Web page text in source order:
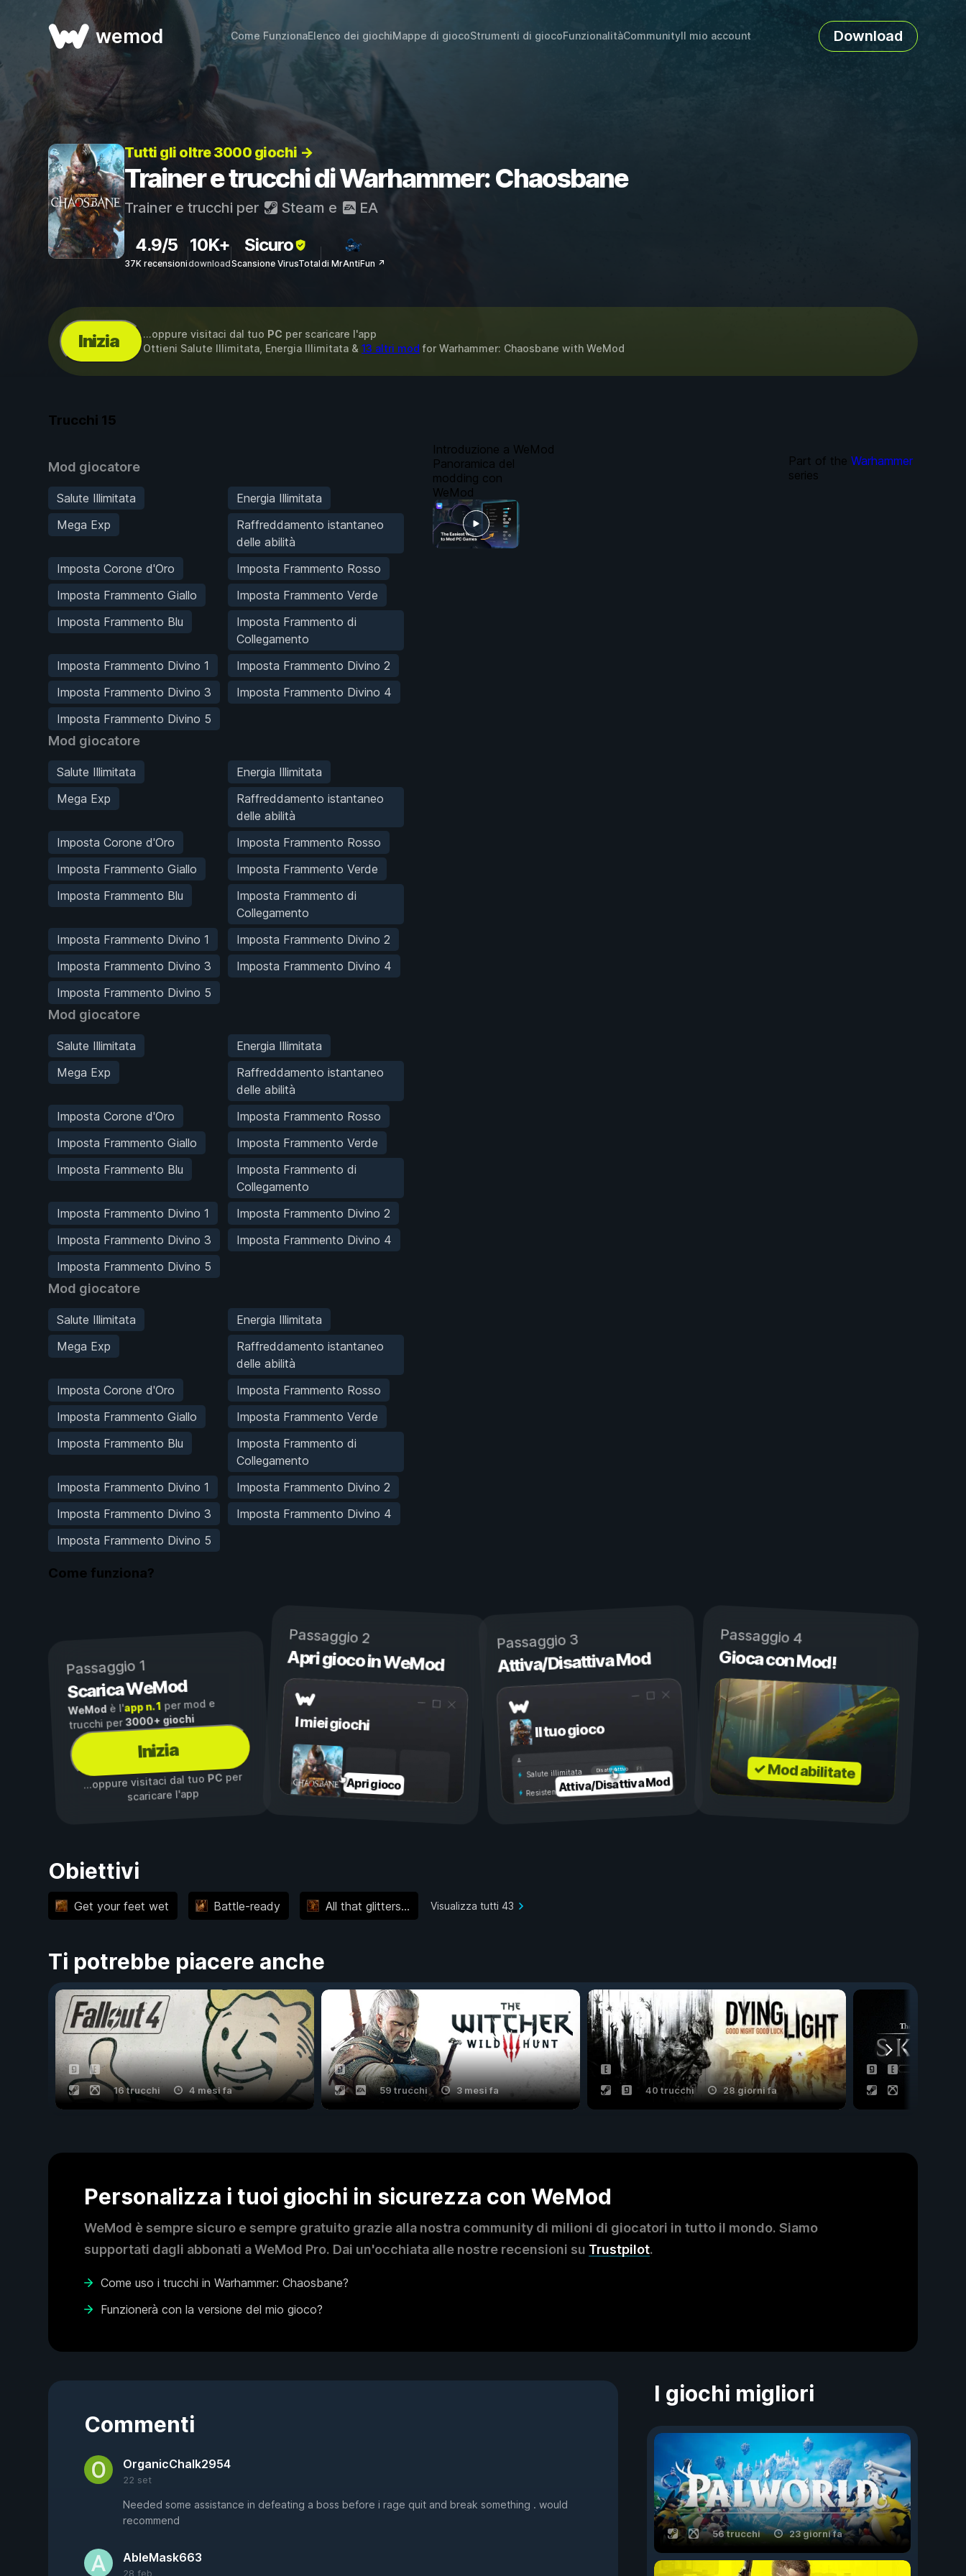
wemod Come FunzionaElenco dei giochiMappe di giocoStrumenti di giocoFunzionalitàCommunityIl mio account Download
Tutti gli oltre 3000 giochi →
Trainer e trucchi di Warhammer: Chaosbane
Trainer e trucchi per Steam e EA
4.9/5
37K recensioni
10K+
download
Sicuro
Scansione VirusTotaldi MrAntiFun ↗
Inizia ...oppure visitaci dal tuo PC per scaricare l'app
Ottieni Salute Illimitata, Energia Illimitata & 13 altri mod for Warhammer: Chaosbane with WeMod
Trucchi 15
Mod giocatore
Salute Illimitata
Energia Illimitata
Mega Exp
Raffreddamento istantaneo
delle abilità
Imposta Corone d'Oro
Imposta Frammento Rosso
Imposta Frammento Giallo
Imposta Frammento Verde
Imposta Frammento Blu
Imposta Frammento di
Collegamento
Imposta Frammento Divino 1
Imposta Frammento Divino 2
Imposta Frammento Divino 3
Imposta Frammento Divino 4
Imposta Frammento Divino 5
Mod giocatore
Salute Illimitata
Energia Illimitata
Mega Exp
Raffreddamento istantaneo
delle abilità
Imposta Corone d'Oro
Imposta Frammento Rosso
Imposta Frammento Giallo
Imposta Frammento Verde
Imposta Frammento Blu
Imposta Frammento di
Collegamento
Imposta Frammento Divino 1
Imposta Frammento Divino 2
Imposta Frammento Divino 3
Imposta Frammento Divino 4
Imposta Frammento Divino 5
Mod giocatore
Salute Illimitata
Energia Illimitata
Mega Exp
Raffreddamento istantaneo
delle abilità
Imposta Corone d'Oro
Imposta Frammento Rosso
Imposta Frammento Giallo
Imposta Frammento Verde
Imposta Frammento Blu
Imposta Frammento di
Collegamento
Imposta Frammento Divino 1
Imposta Frammento Divino 2
Imposta Frammento Divino 3
Imposta Frammento Divino 4
Imposta Frammento Divino 5
Mod giocatore
Salute Illimitata
Energia Illimitata
Mega Exp
Raffreddamento istantaneo
delle abilità
Imposta Corone d'Oro
Imposta Frammento Rosso
Imposta Frammento Giallo
Imposta Frammento Verde
Imposta Frammento Blu
Imposta Frammento di
Collegamento
Imposta Frammento Divino 1
Imposta Frammento Divino 2
Imposta Frammento Divino 3
Imposta Frammento Divino 4
Imposta Frammento Divino 5
Introduzione a WeMod
Panoramica del
modding con
WeMod
Part of the Warhammer
series
Come funziona?
Passaggio 1
Scarica WeMod
WeMod è l'app n. 1per mod e
trucchi per3000+ giochi
Inizia
...oppure visitaci dal tuo PCper
scaricare l'app
Passaggio 2
Apri gioco in WeMod
I miei giochi
Apri gioco
Passaggio 3
Attiva/Disattiva Mod
Il tuo gioco
Attivo
Disattivo
Salute illimitata
Resistenza illimitata
Attiva/Disattiva Mod
Passaggio 4
Gioca con Mod!
✓ Mod abilitate
Obiettivi
Get your feet wet Battle-ready All that glitters... Visualizza tutti 43
Ti potrebbe piacere anche
16 trucchi 4 mesi fa 59 trucchi 3 mesi fa 40 trucchi 28 giorni fa
Personalizza i tuoi giochi in sicurezza con WeMod
WeMod è sempre sicuro e sempre gratuito grazie alla nostra community di milioni di giocatori in tutto il mondo. Siamo
supportati dagli abbonati a WeMod Pro. Dai un'occhiata alle nostre recensioni su Trustpilot.
Come uso i trucchi in Warhammer: Chaosbane?
Funzionerà con la versione del mio gioco?
Commenti
OrganicChalk2954
22 set
Needed some assistance in defeating a boss before i rage quit and break something . would
recommend
AbleMask663
28 feb
I giochi migliori
56 trucchi 23 giorni fa